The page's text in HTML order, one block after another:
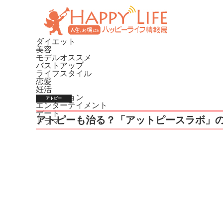
ダイエット
美容
モデルオススメ
バストアップ
ライフスタイル
恋愛
妊活
ファッション
エンターテイメント
デート
ドラマ
アトピー
アトピーも治る？「アットピースラボ」